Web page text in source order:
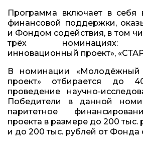
Программа включает в себя
финансовой поддержки,
и Фондом содействия, в том
трёх номинациях:
инновационный проект»,
В номинации «Молодёжный
проект» отбирается до
проведение научно-
Победители в данной
паритетное
проекта в размере до 200
и до 200 тыс. рублей от Фонда